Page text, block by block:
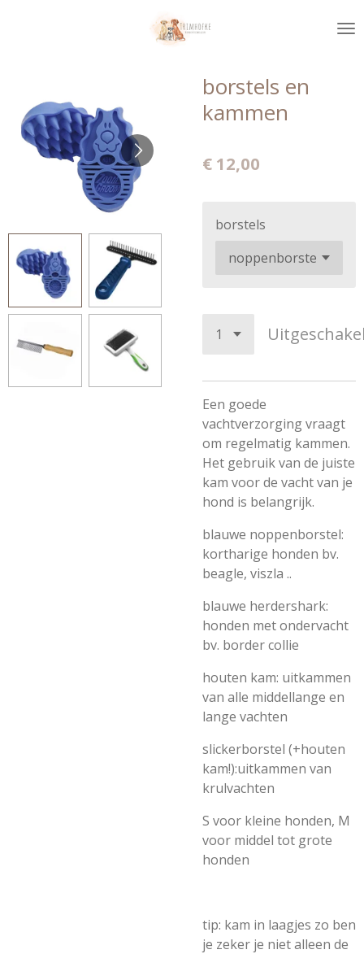
borstels en
kammen
€ 12,00
borstels
Een goede
vachtverzorging vraagt
om regelmatig kammen.
Het gebruik van de juiste
kam voor de vacht van je
hond is belangrijk.
blauwe noppenborstel:
kortharige honden bv.
beagle, viszla ..
blauwe herdershark:
honden met ondervacht
bv. border collie
houten kam: uitkammen
van alle middellange en
lange vachten
slickerborstel (+houten
kam!):uitkammen van
krulvachten
S voor kleine honden, M
voor middel tot grote
honden
tip: kam in laagjes zo ben
je zeker je niet alleen de